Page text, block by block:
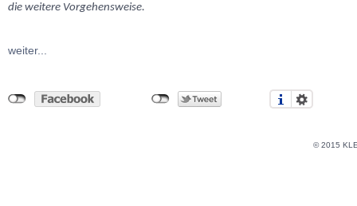
die weitere Vorgehensweise.
weiter...
© 2015